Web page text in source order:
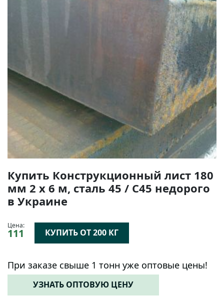
Купить Конструкционный лист 180
мм 2 х 6 м, сталь 45 / C45 недорого
в Украине
Цена:
111 КУПИТЬ ОТ 200 КГ
При заказе свыше 1 тонн уже оптовые цены!
УЗНАТЬ ОПТОВУЮ ЦЕНУ